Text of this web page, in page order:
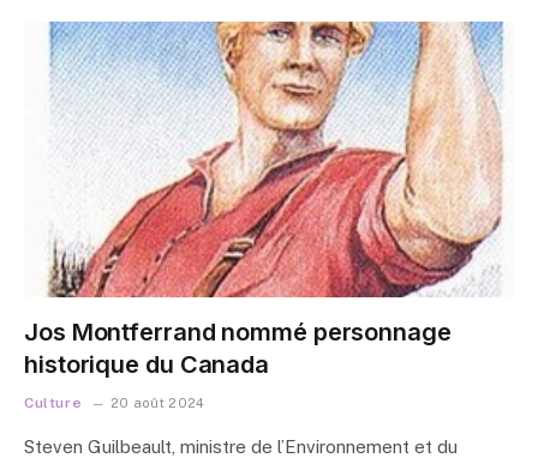
Jos Montferrand nommé personnage
historique du Canada
Culture 20 août 2024
Steven Guilbeault, ministre de l’Environnement et du